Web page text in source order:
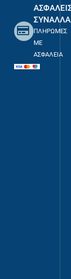
ΠΛΗΡΩΜΕΣ
ΜΕ
ΑΣΦΑΛΕΙΑ